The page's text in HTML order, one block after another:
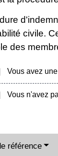
civile.
des
Vous avez
Vous n'avez
référence